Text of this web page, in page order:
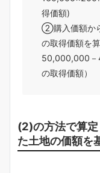
得価額)
②購入価額か
の取得価額を算
50,000,000
の取得価額）
(2)の方法で算
た土地の価額を